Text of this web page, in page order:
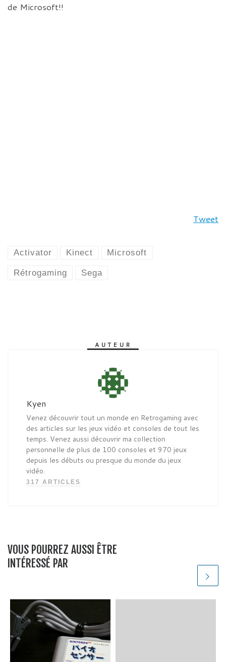
de Microsoft!!
Tweet
Activator Kinect Microsoft
Rétrogaming Sega
AUTEUR
Kyen
Venez découvrir tout un monde en Retrogaming avec
des articles sur les jeux vidéo et consoles de tout les
temps. Venez aussi découvrir ma collection
personnelle de plus de 100 consoles et 970 jeux
depuis les débuts ou presque du monde du jeux
vidéo.
317 ARTICLES
VOUS POURREZ AUSSI ÊTRE
INTÉRESSÉ PAR